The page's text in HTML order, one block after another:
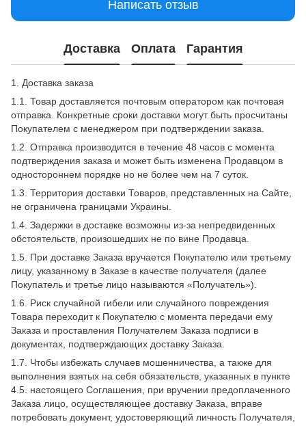
Написать отзыв
Доставка Оплата Гарантия
1. Доставка заказа
1.1. Товар доставляется почтовым оператором как почтовая
отправка. Конкретные сроки доставки могут быть просчитаны
Покупателем с менеджером при подтверждении заказа.
1.2. Отправка производится в течение 48 часов с момента
подтверждения заказа и может быть изменена Продавцом в
одностороннем порядке но не более чем на 7 суток.
1.3. Территория доставки Товаров, представленных на Сайте,
не ограничена границами Украины.
1.4. Задержки в доставке возможны из-за непредвиденных
обстоятельств, произошедших не по вине Продавца.
1.5. При доставке Заказа вручается Покупателю или третьему
лицу, указанному в Заказе в качестве получателя (далее
Покупатель и третье лицо называются «Получатель»).
1.6. Риск случайной гибели или случайного повреждения
Товара переходит к Покупателю с момента передачи ему
Заказа и проставления Получателем Заказа подписи в
документах, подтверждающих доставку Заказа.
1.7. Чтобы избежать случаев мошенничества, а также для
выполнения взятых на себя обязательств, указанных в пункте
4.5. настоящего Соглашения, при вручении предоплаченного
Заказа лицо, осуществляющее доставку Заказа, вправе
потребовать документ, удостоверяющий личность Получателя,